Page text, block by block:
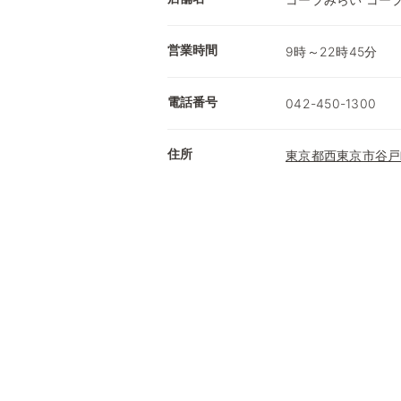
営業時間 9時～22時45分
電話番号 042-450-1300
住所 東京都西東京市谷